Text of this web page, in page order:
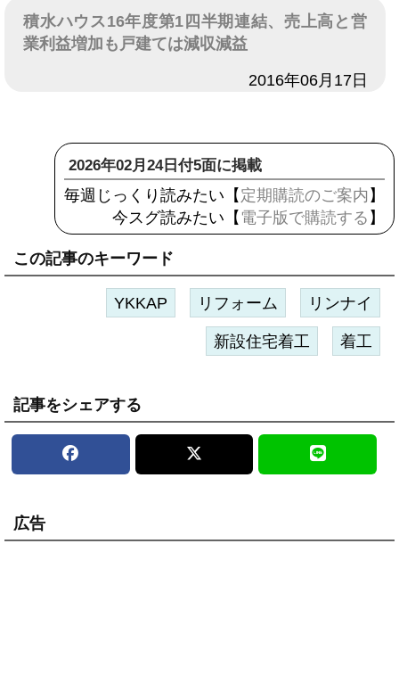
積水ハウス16年度第1四半期連結、売上高と営
業利益増加も戸建ては減収減益
2016年06月17日
2026年02月24日付5面に掲載
毎週じっくり読みたい【 定期購読のご案内 】
今スグ読みたい【 電子版で購読する 】
この記事のキーワード
YKKAP リフォーム リンナイ
新設住宅着工 着工
記事をシェアする
広告